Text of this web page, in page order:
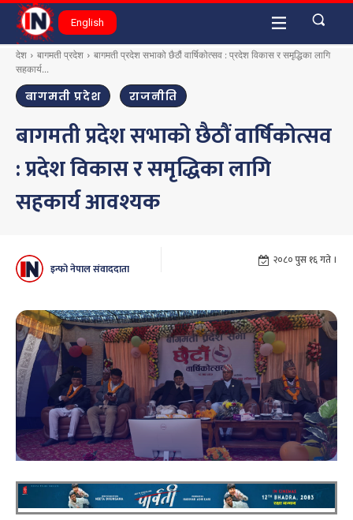
English
देश बागमती प्रदेश
बागमती प्रदेश सभाको छैठौं वार्षिकोत्सव : प्रदेश विकास र समृद्धिका लागि
सहकार्य...
बागमती प्रदेश राजनीति
बागमती प्रदेश सभाको छैठौं वार्षिकोत्सव
: प्रदेश विकास र समृद्धिका लागि
सहकार्य आवश्यक
इन्फो नेपाल संवाददाता
२०८० पुस १६ गते ।